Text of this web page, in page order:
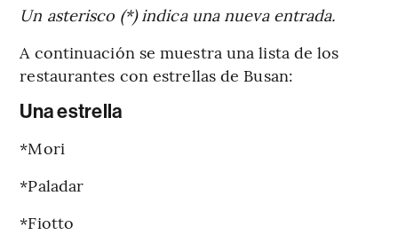
Un asterisco (*) indica una nueva entrada.
A continuación se muestra una lista de los
restaurantes con estrellas de Busan:
Una estrella
*Mori
*Paladar
*Fiotto